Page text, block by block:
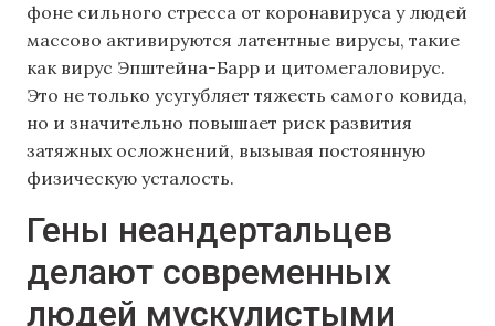
фоне сильного стресса от коронавируса у людей
массово активируются латентные вирусы, такие
как вирус Эпштейна-Барр и цитомегаловирус.
Это не только усугубляет тяжесть самого ковида,
но и значительно повышает риск развития
затяжных осложнений, вызывая постоянную
физическую усталость.
Гены неандертальцев
делают современных
людей мускулистыми